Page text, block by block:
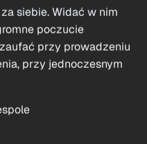
Business Partner
siebie. Widać w nim
przy prowadzeniu
przy jednoczesnym